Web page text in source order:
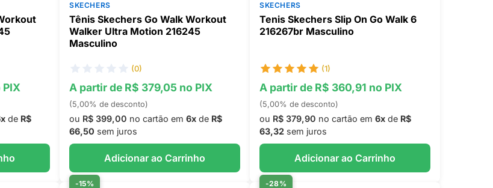
de R$
SKECHERS
Tênis Skechers Go Walk Workout
Walker Ultra Motion 216245
Masculino
(0)
A partir de R$ 379,05 no PIX
(5,00% de desconto)
ou R$ 399,00 no cartão em 6xde R$
66,50 sem juros
Adicionar ao Carrinho
SKECHERS
Tenis Skechers Slip On Go Walk 6
216267br Masculino
(1)
A partir de R$ 360,91 no PIX
(5,00% de desconto)
ou R$ 379,90 no cartão em 6xde R$
63,32sem juros
Adicionar ao Carrinho
-15% -28%